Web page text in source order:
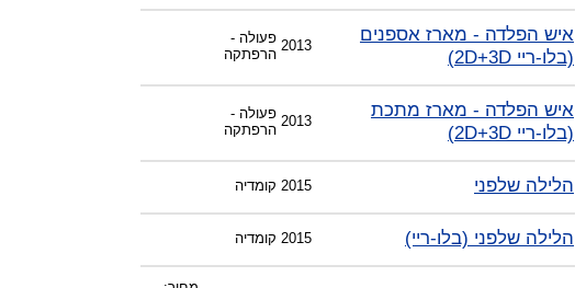
איש הפלדה - מארז אספנים
(בלו-ריי 2D+3D)
2013 פעולה -
הרפתקה
איש הפלדה - מארז מתכת
(בלו-ריי 2D+3D)
2013 פעולה -
הרפתקה
הלילה שלפני 2015 קומדיה
הלילה שלפני (בלו-ריי) 2015 קומדיה